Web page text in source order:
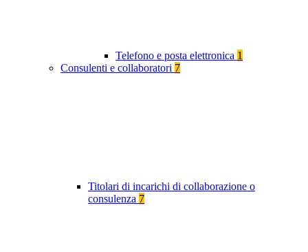
Telefono e posta elettronica 1
Consulenti e collaboratori 7
Titolari di incarichi di collaborazione o
consulenza 7